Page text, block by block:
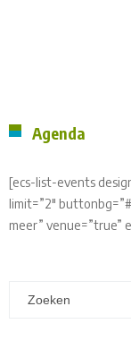
Agenda
[ecs-list-events
limit=”2″
meer” venue=”true”